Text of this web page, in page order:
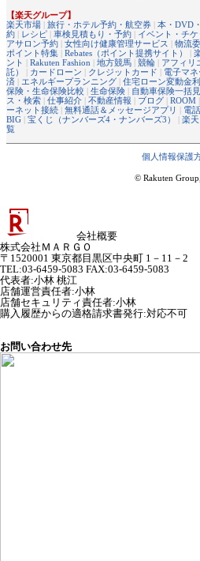
【楽天グループ】
楽天市場 | 旅行・ホテル予約・航空券 | 本・DVD
約 | レシピ | 車検見積もり・予約 | イベント・チ
アサロン予約 | 女性向け健康管理サービス | 物流
ポイント特集 | Rebates（ポイント提携サイト） |
ント | Rakuten Fashion | 地方競馬 | 競輪 | アフィリ
託）
| カードローン | クレジットカード | 電子マネ
済 | エネルギープランニング | 住宅ローン変動金
保険・生命保険比較 | 生命保険 | 自動車保険一括
ス・検索 | 仕事紹介 | 不動産情報 | ブログ | ROOM |
ーネット接続 | 無料通話＆メッセージアプリ | 電
BIG | 宝くじ（ナンバーズ4・ナンバーズ3） | 楽
覧
個人情報保護
© Rakuten
会社概要
株式会社ＭＡＲＧＯ
〒1520001 東京都目黒区中央町 1－11－2
TEL:03-6459-5083 FAX:03-6459-5083
代表者:小林 桃江
店舗運営責任者:小林
店舗セキュリティ責任者:小林
購入履歴からの適格請求書発行:対応不可
お問い合わせ先